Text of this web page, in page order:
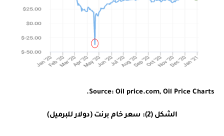
Source: Oil price.com, Oil Price Charts.
الشكل (2): سعر خام برنت (دولار للبرميل)